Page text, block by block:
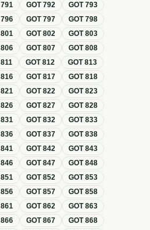
791 GOT792 GOT793
796 GOT797 GOT798
801 GOT802 GOT803
806 GOT807 GOT808
811 GOT812 GOT813
816 GOT817 GOT818
821 GOT822 GOT823
826 GOT827 GOT828
831 GOT832 GOT833
836 GOT837 GOT838
841 GOT842 GOT843
846 GOT847 GOT848
851 GOT852 GOT853
856 GOT857 GOT858
861 GOT862 GOT863
866 GOT867 GOT868